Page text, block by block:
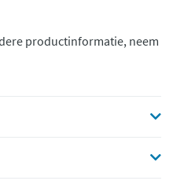
productinformatie, neem